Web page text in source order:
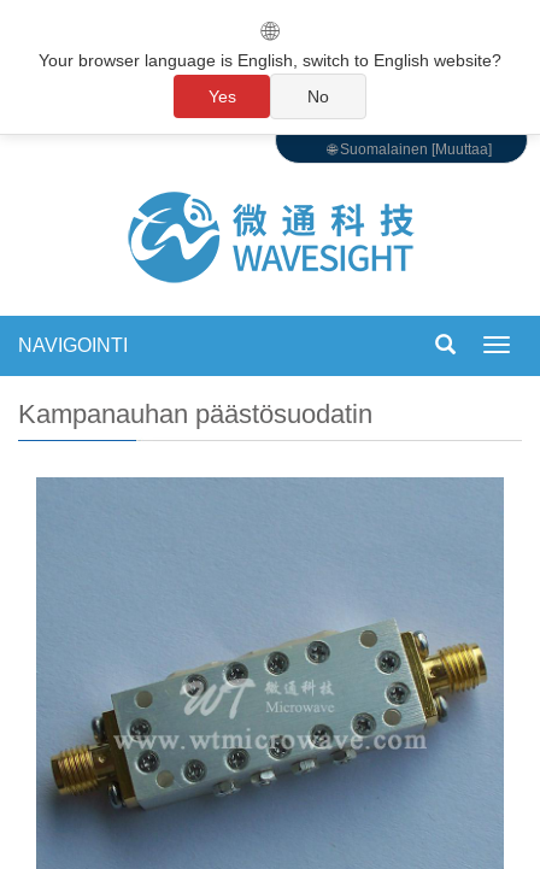
🌐 Suomalainen [Muuttaa]
NAVIGOINTI
Kampanauhan päästösuodatin
🌐
Your browser language is English, switch to English website?
Yes
No